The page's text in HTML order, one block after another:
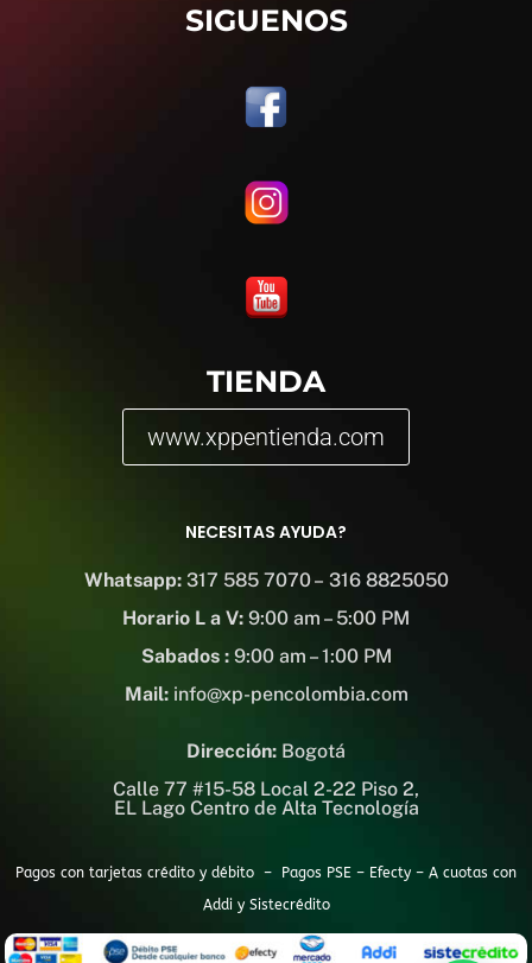
SIGUENOS
TIENDA
www.xppentienda.com
NECESITAS AYUDA?
Whatsapp:317 585 7070 – 316 8825050
Horario L a V: 9:00 am – 5:00 PM
Sabados :9:00 am – 1:00 PM
Mail:info@xp-pencolombia.com
Dirección: Bogotá
Calle 77 #15-58 Local 2-22 Piso 2,
EL Lago Centro de Alta Tecnología
Pagos con tarjetas crédito y débito – Pagos PSE – Efecty – A cuotas con
Addi y Sistecrédito